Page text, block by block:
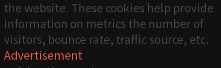
the website. These cookies help provide
information on metrics the number of
visitors, bounce rate, traffic source, etc.
Advertisement